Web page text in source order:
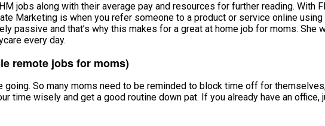
jobs along with their average pay and resources for further reading. With
Marketing is when you refer someone to a product or service online
passive and that’s why this makes for a great at home job for moms. She
every day.
remote jobs for moms)
going. So many moms need to be reminded to block time off for
time wisely and get a good routine down pat. If you already have an